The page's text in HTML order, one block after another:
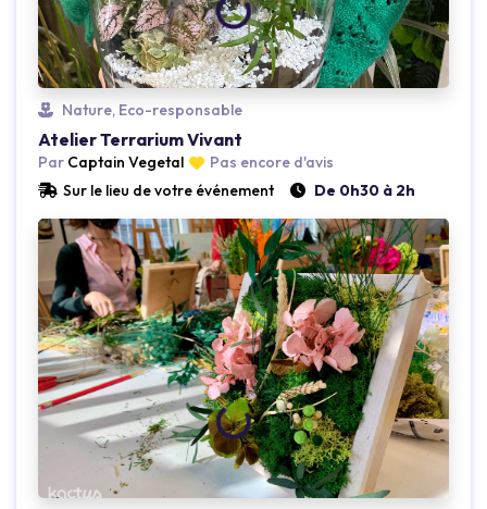
Nature, Eco-responsable
Atelier Terrarium Vivant
Par Captain Vegetal
Pas encore d'avis
Sur le lieu de votre événement
De 0h30 à 2h
Loading...